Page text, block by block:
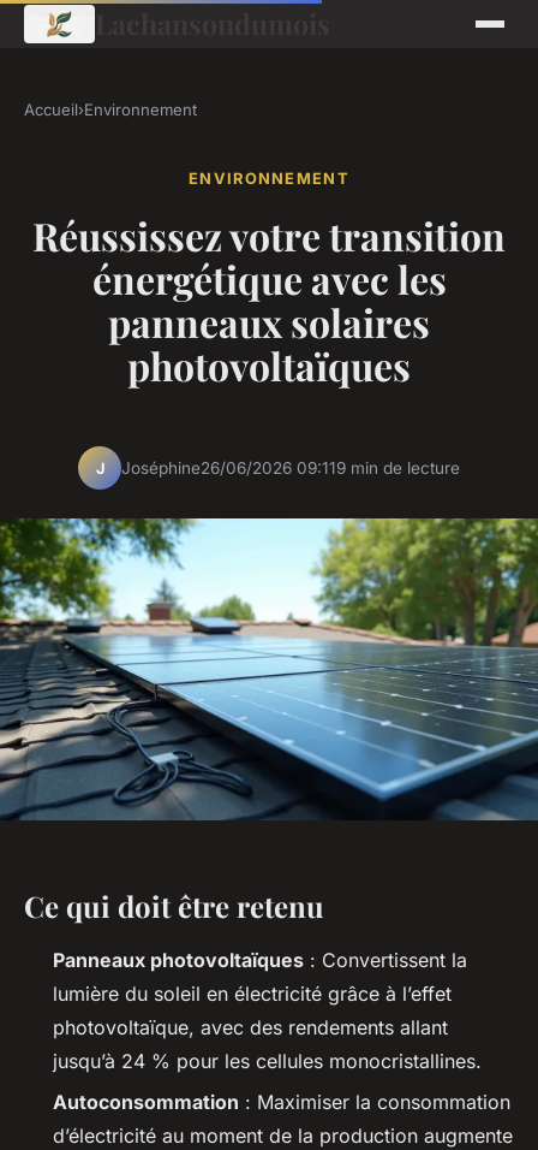
Accueil›Environnement
ENVIRONNEMENT
Réussissez votre transition
énergétique avec les
panneaux solaires
photovoltaïques
J Joséphine26/06/2026 09:119 min de lecture
Ce qui doit être retenu
Panneaux photovoltaïques : Convertissent la
lumière du soleil en électricité grâce à l’effet
photovoltaïque, avec des rendements allant
jusqu’à 24 % pour les cellules monocristallines.
Autoconsommation : Maximiser la consommation
d’électricité au moment de la production augmente